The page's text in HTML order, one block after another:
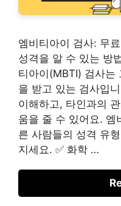
엠비티아이 검사: 무
성격을 알 수 있는 방
티아이(MBTI) 검사는
을 받고 있는 검사입
이해하고, 타인과의
움을 줄 수 있어요. 엠
른 사람들의 성격 유
지세요. ✅ 화학 …